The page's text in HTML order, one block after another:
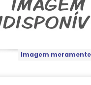
Imagem